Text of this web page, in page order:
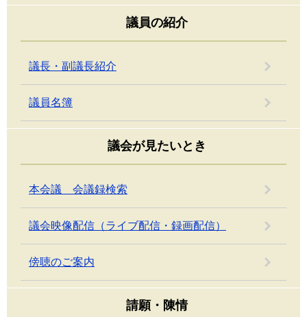
議員の紹介
議長・副議長紹介
議員名簿
議会が見たいとき
本会議 会議録検索
議会映像配信（ライブ配信・録画配信）
傍聴のご案内
請願・陳情